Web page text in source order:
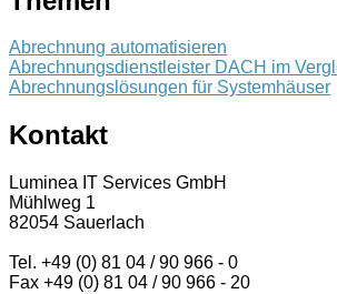
Abrechnung automatisieren
Abrechnungsdienstleister DACH im
Abrechnungslösungen für Systemhäuser
Kontakt
Luminea IT Services GmbH
Mühlweg 1
82054 Sauerlach
Tel. +49 (0) 81 04 / 90 966 - 0
Fax +49 (0) 81 04 / 90 966 - 20